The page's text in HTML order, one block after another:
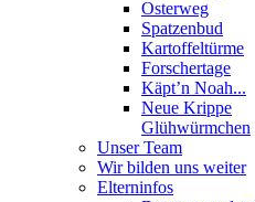
Osterweg
Spatzenbud
Kartoffeltürme
Forschertage
Käpt’n Noah...
Neue Krippe
Glühwürmchen
Unser Team
Wir bilden uns weiter
Elterninfos